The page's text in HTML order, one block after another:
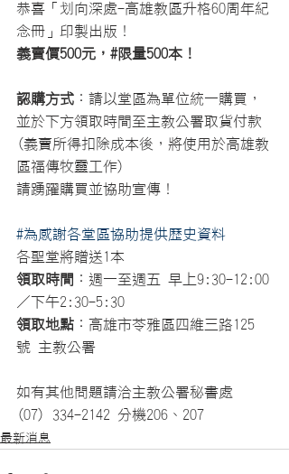
恭喜「划向深處-高雄教區升格60周年紀
念冊」印製出版！
義賣價500元，#限量500本！
認購方式 ：請以堂區為單位統一購買，
並於下方領取時間至主教公署取貨付款
(義賣所得扣除成本後，將使用於高雄教
區福傳牧靈工作)
請踴躍購買並協助宣傳！
#為感謝各堂區協助提供歷史資料
各聖堂將贈送1本
領取時間 ：週一至週五 早上9:30-12:00
／下午2:30-5:30
領取地點 ：高雄市苓雅區四維三路125
號 主教公署
如有其他問題請洽主教公署秘書處
(07) 334-2142 分機206、207
最新消息